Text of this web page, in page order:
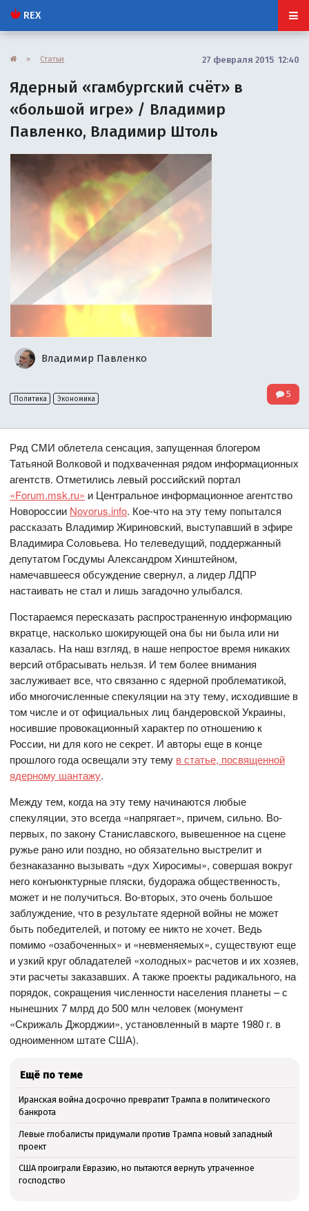
REX
» Статьи 27 февраля 2015 12:40
Ядерный «гамбургский счёт» в
«большой игре» / Владимир
Павленко, Владимир Штоль
Владимир Павленко
Политика Экономика 5
Ряд СМИ облетела сенсация, запущенная блогером
Татьяной Волковой и подхваченная рядом информационных
агентств. Отметились левый российский портал
«Forum.msk.ru» и Центральное информационное агентство
Новороссии Novorus.info. Кое-что на эту тему попытался
рассказать Владимир Жириновский, выступавший в эфире
Владимира Соловьева. Но телеведущий, поддержанный
депутатом Госдумы Александром Хинштейном,
намечавшееся обсуждение свернул, а лидер ЛДПР
настаивать не стал и лишь загадочно улыбался.
Постараемся пересказать распространенную информацию
вкратце, насколько шокирующей она бы ни была или ни
казалась. На наш взгляд, в наше непростое время никаких
версий отбрасывать нельзя. И тем более внимания
заслуживает все, что связанно с ядерной проблематикой,
ибо многочисленные спекуляции на эту тему, исходившие в
том числе и от официальных лиц бандеровской Украины,
носившие провокационный характер по отношению к
России, ни для кого не секрет. И авторы еще в конце
прошлого года освещали эту тему в статье, посвященной
ядерному шантажу.
Между тем, когда на эту тему начинаются любые
спекуляции, это всегда «напрягает», причем, сильно. Во-
первых, по закону Станиславского, вывешенное на сцене
ружье рано или поздно, но обязательно выстрелит и
безнаказанно вызывать «дух Хиросимы», совершая вокруг
него конъюнктурные пляски, будоража общественность,
может и не получиться. Во-вторых, это очень большое
заблуждение, что в результате ядерной войны не может
быть победителей, и потому ее никто не хочет. Ведь
помимо «озабоченных» и «невменяемых», существуют еще
и узкий круг обладателей «холодных» расчетов и их хозяев,
эти расчеты заказавших. А также проекты радикального, на
порядок, сокращения численности населения планеты – с
нынешних 7 млрд до 500 млн человек (монумент
«Скрижаль Джорджии», установленный в марте 1980 г. в
одноименном штате США).
Ещё по теме
Иранская война досрочно превратит Трампа в политического
банкрота
Левые глобалисты придумали против Трампа новый западный
проект
США проиграли Евразию, но пытаются вернуть утраченное
господство